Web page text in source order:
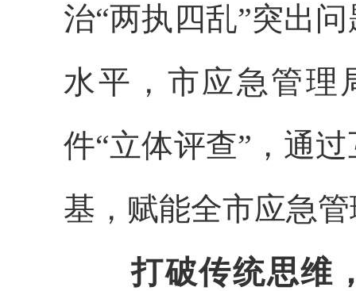
治“两执四乱”突出问
水平，市应急管理
件“立体评查”，通
基，赋能全市应急
打破传统思维